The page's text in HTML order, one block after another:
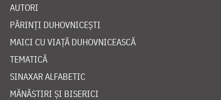
AUTORI
PĂRINȚI DUHOVNICEȘTI
MAICI CU VIAȚĂ DUHOVNICEASCĂ
TEMATICĂ
SINAXAR ALFABETIC
MĂNĂSTIRI ȘI BISERICI